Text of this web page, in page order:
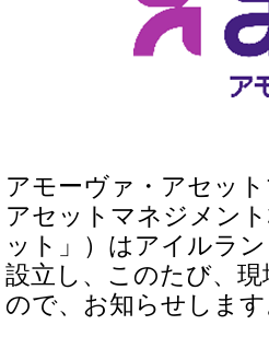
アモーヴァ・アセッ
アセットマネジメン
ット」）はアイルラ
設立し、このたび、
ので、お知らせします